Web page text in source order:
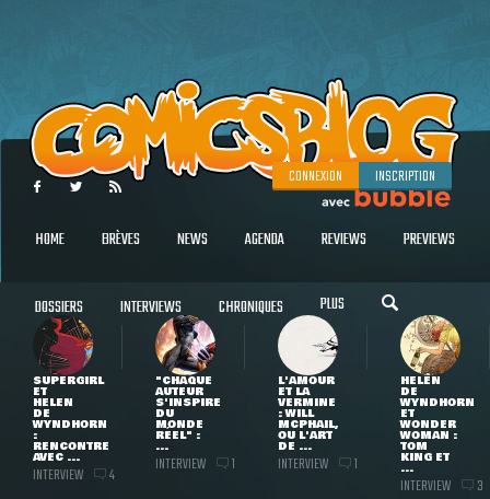
CONNEXION INSCRIPTION
HOME BRÈVES NEWS AGENDA REVIEWS PREVIEWS
DOSSIERS INTERVIEWS CHRONIQUES PLUS
SUPERGIRL
ET
HELEN
DE
WYNDHORN
:
RENCONTRE
AVEC ...
INTERVIEW 4
"CHAQUE
AUTEUR
S'INSPIRE
DU
MONDE
RÉEL" :
...
INTERVIEW 1
L'AMOUR
ET LA
VERMINE
: WILL
MCPHAIL,
OU L'ART
DE ...
INTERVIEW 1
HELEN
DE
WYNDHORN
ET
WONDER
WOMAN :
TOM
KING ET
...
INTERVIEW 3